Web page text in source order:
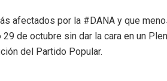
afectados por la #DANA y que
de octubre sin dar la cara en un
del Partido Popular.